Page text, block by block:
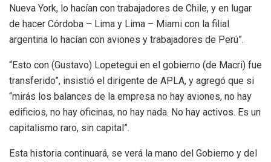
Nueva York, lo hacían con trabajadores de Chile, y en lugar
de hacer Córdoba – Lima y Lima – Miami con la filial
argentina lo hacían con aviones y trabajadores de Perú”.
“Esto con (Gustavo) Lopetegui en el gobierno (de Macri) fue
transferido”, insistió el dirigente de APLA, y agregó que si
“mirás los balances de la empresa no hay aviones, no hay
edificios, no hay oficinas, no hay nada. No hay activos. Es un
capitalismo raro, sin capital”.
Esta historia continuará, se verá la mano del Gobierno y del